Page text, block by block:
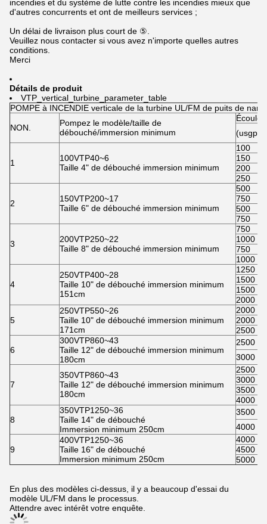
incendies et du système de lutte contre les incendies mieux que
d'autres concurrents et ont de meilleurs services ;
Un délai de livraison plus court de ⑤.
Veuillez nous contacter si vous avez n'importe quelles autres
conditions.
Merci
Détails de produit
VTP_vertical_turbine_parameter_table
POMPE à INCENDIE verticale de la turbine UL/FM de puits de
NON.
Pompez le modèle/taille de
débouché/immersion minimum
(usgpm)
1
100VTP40~6
Taille 4" de débouché immersion minimum
100
150
200
250
2
150VTP200~17
Taille 6" de débouché immersion minimum
500
750
500
750
3
200VTP250~22
Taille 8" de débouché immersion minimum
750
1000
750
1000
4
250VTP400~28
Taille 10" de débouché immersion minimum
151cm
1250
1500
1500
2000
5
250VTP550~26
Taille 10" de débouché immersion minimum
171cm
2000
2000
2500
6
300VTP860~43
Taille 12" de débouché immersion minimum
180cm
2500
3000
7
350VTP860~43
Taille 12" de débouché immersion minimum
180cm
2500
3000
3500
4000
8
350VTP1250~36
Taille 14" de débouché
Immersion minimum 250cm
3500
4000
9
400VTP1250~36
Taille 16" de débouché
Immersion minimum 250cm
4000
4500
5000
En plus des modèles ci-dessus, il y a beaucoup d'essai du
modèle UL/FM dans le processus.
Attendre avec intérêt votre enquête.